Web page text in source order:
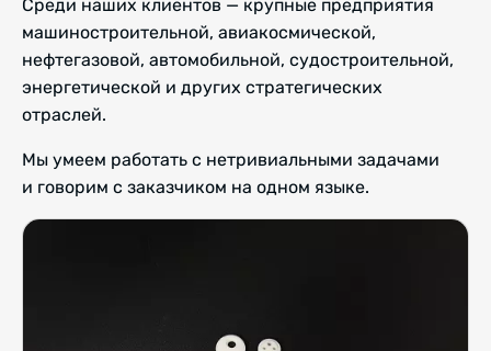
Среди наших клиентов — крупные предприятия
машиностроительной, авиакосмической,
нефтегазовой, автомобильной, судостроительной,
энергетической и других стратегических
отраслей.
Мы умеем работать с нетривиальными задачами
и говорим с заказчиком на одном языке.